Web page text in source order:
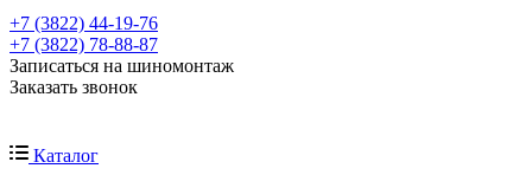
+7 (3822) 44-19-76
+7 (3822) 78-88-87
Записаться на шиномонтаж
Заказать звонок
Каталог